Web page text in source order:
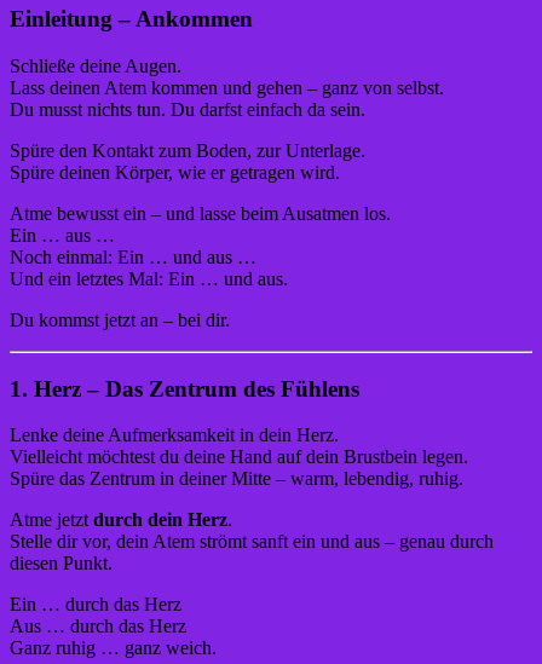
Einleitung – Ankommen
Schließe deine Augen.
Lass deinen Atem kommen und gehen – ganz von selbst.
Du musst nichts tun. Du darfst einfach da sein.
Spüre den Kontakt zum Boden, zur Unterlage.
Spüre deinen Körper, wie er getragen wird.
Atme bewusst ein – und lasse beim Ausatmen los.
Ein … aus …
Noch einmal: Ein … und aus …
Und ein letztes Mal: Ein … und aus.
Du kommst jetzt an – bei dir.
1. Herz – Das Zentrum des Fühlens
Lenke deine Aufmerksamkeit in dein Herz.
Vielleicht möchtest du deine Hand auf dein Brustbein legen.
Spüre das Zentrum in deiner Mitte – warm, lebendig, ruhig.
Atme jetztdurch dein Herz.
Stelle dir vor, dein Atem strömt sanft ein und aus – genau durch
diesen Punkt.
Ein … durch das Herz
Aus … durch das Herz
Ganz ruhig … ganz weich.